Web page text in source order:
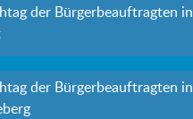
der Bürgerbeauftragten in
der Bürgerbeauftragten in